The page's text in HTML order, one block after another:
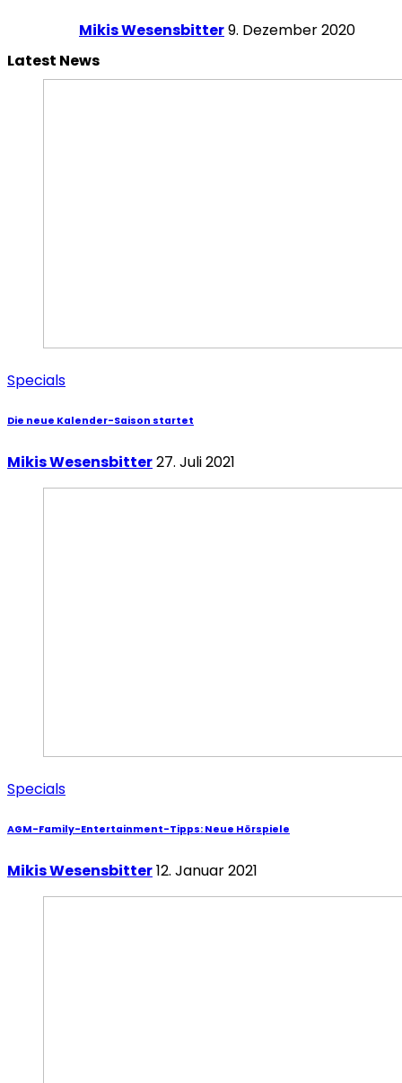
Mikis Wesensbitter9. Dezember 2020
Latest News
Specials
Die neue Kalender-Saison startet
Mikis Wesensbitter27. Juli 2021
Specials
AGM-Family-Entertainment-Tipps: Neue Hörspiele
Mikis Wesensbitter12. Januar 2021